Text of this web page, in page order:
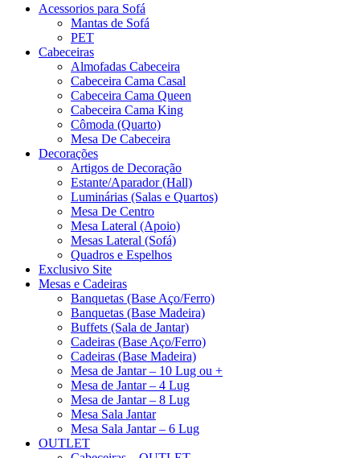
Acessorios para Sofá
Mantas de Sofá
PET
Cabeceiras
Almofadas Cabeceira
Cabeceira Cama Casal
Cabeceira Cama Queen
Cabeceira Cama King
Cômoda (Quarto)
Mesa De Cabeceira
Decorações
Artigos de Decoração
Estante/Aparador (Hall)
Luminárias (Salas e Quartos)
Mesa De Centro
Mesa Lateral (Apoio)
Mesas Lateral (Sofá)
Quadros e Espelhos
Exclusivo Site
Mesas e Cadeiras
Banquetas (Base Aço/Ferro)
Banquetas (Base Madeira)
Buffets (Sala de Jantar)
Cadeiras (Base Aço/Ferro)
Cadeiras (Base Madeira)
Mesa de Jantar – 10 Lug ou +
Mesa de Jantar – 4 Lug
Mesa de Jantar – 8 Lug
Mesa Sala Jantar
Mesa Sala Jantar – 6 Lug
OUTLET